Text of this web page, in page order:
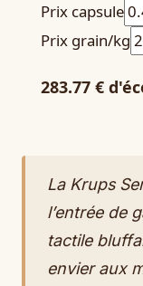
Prix capsule
Prix grain/kg
283.77 €
La Krups
l’entrée de
tactile
envier aux